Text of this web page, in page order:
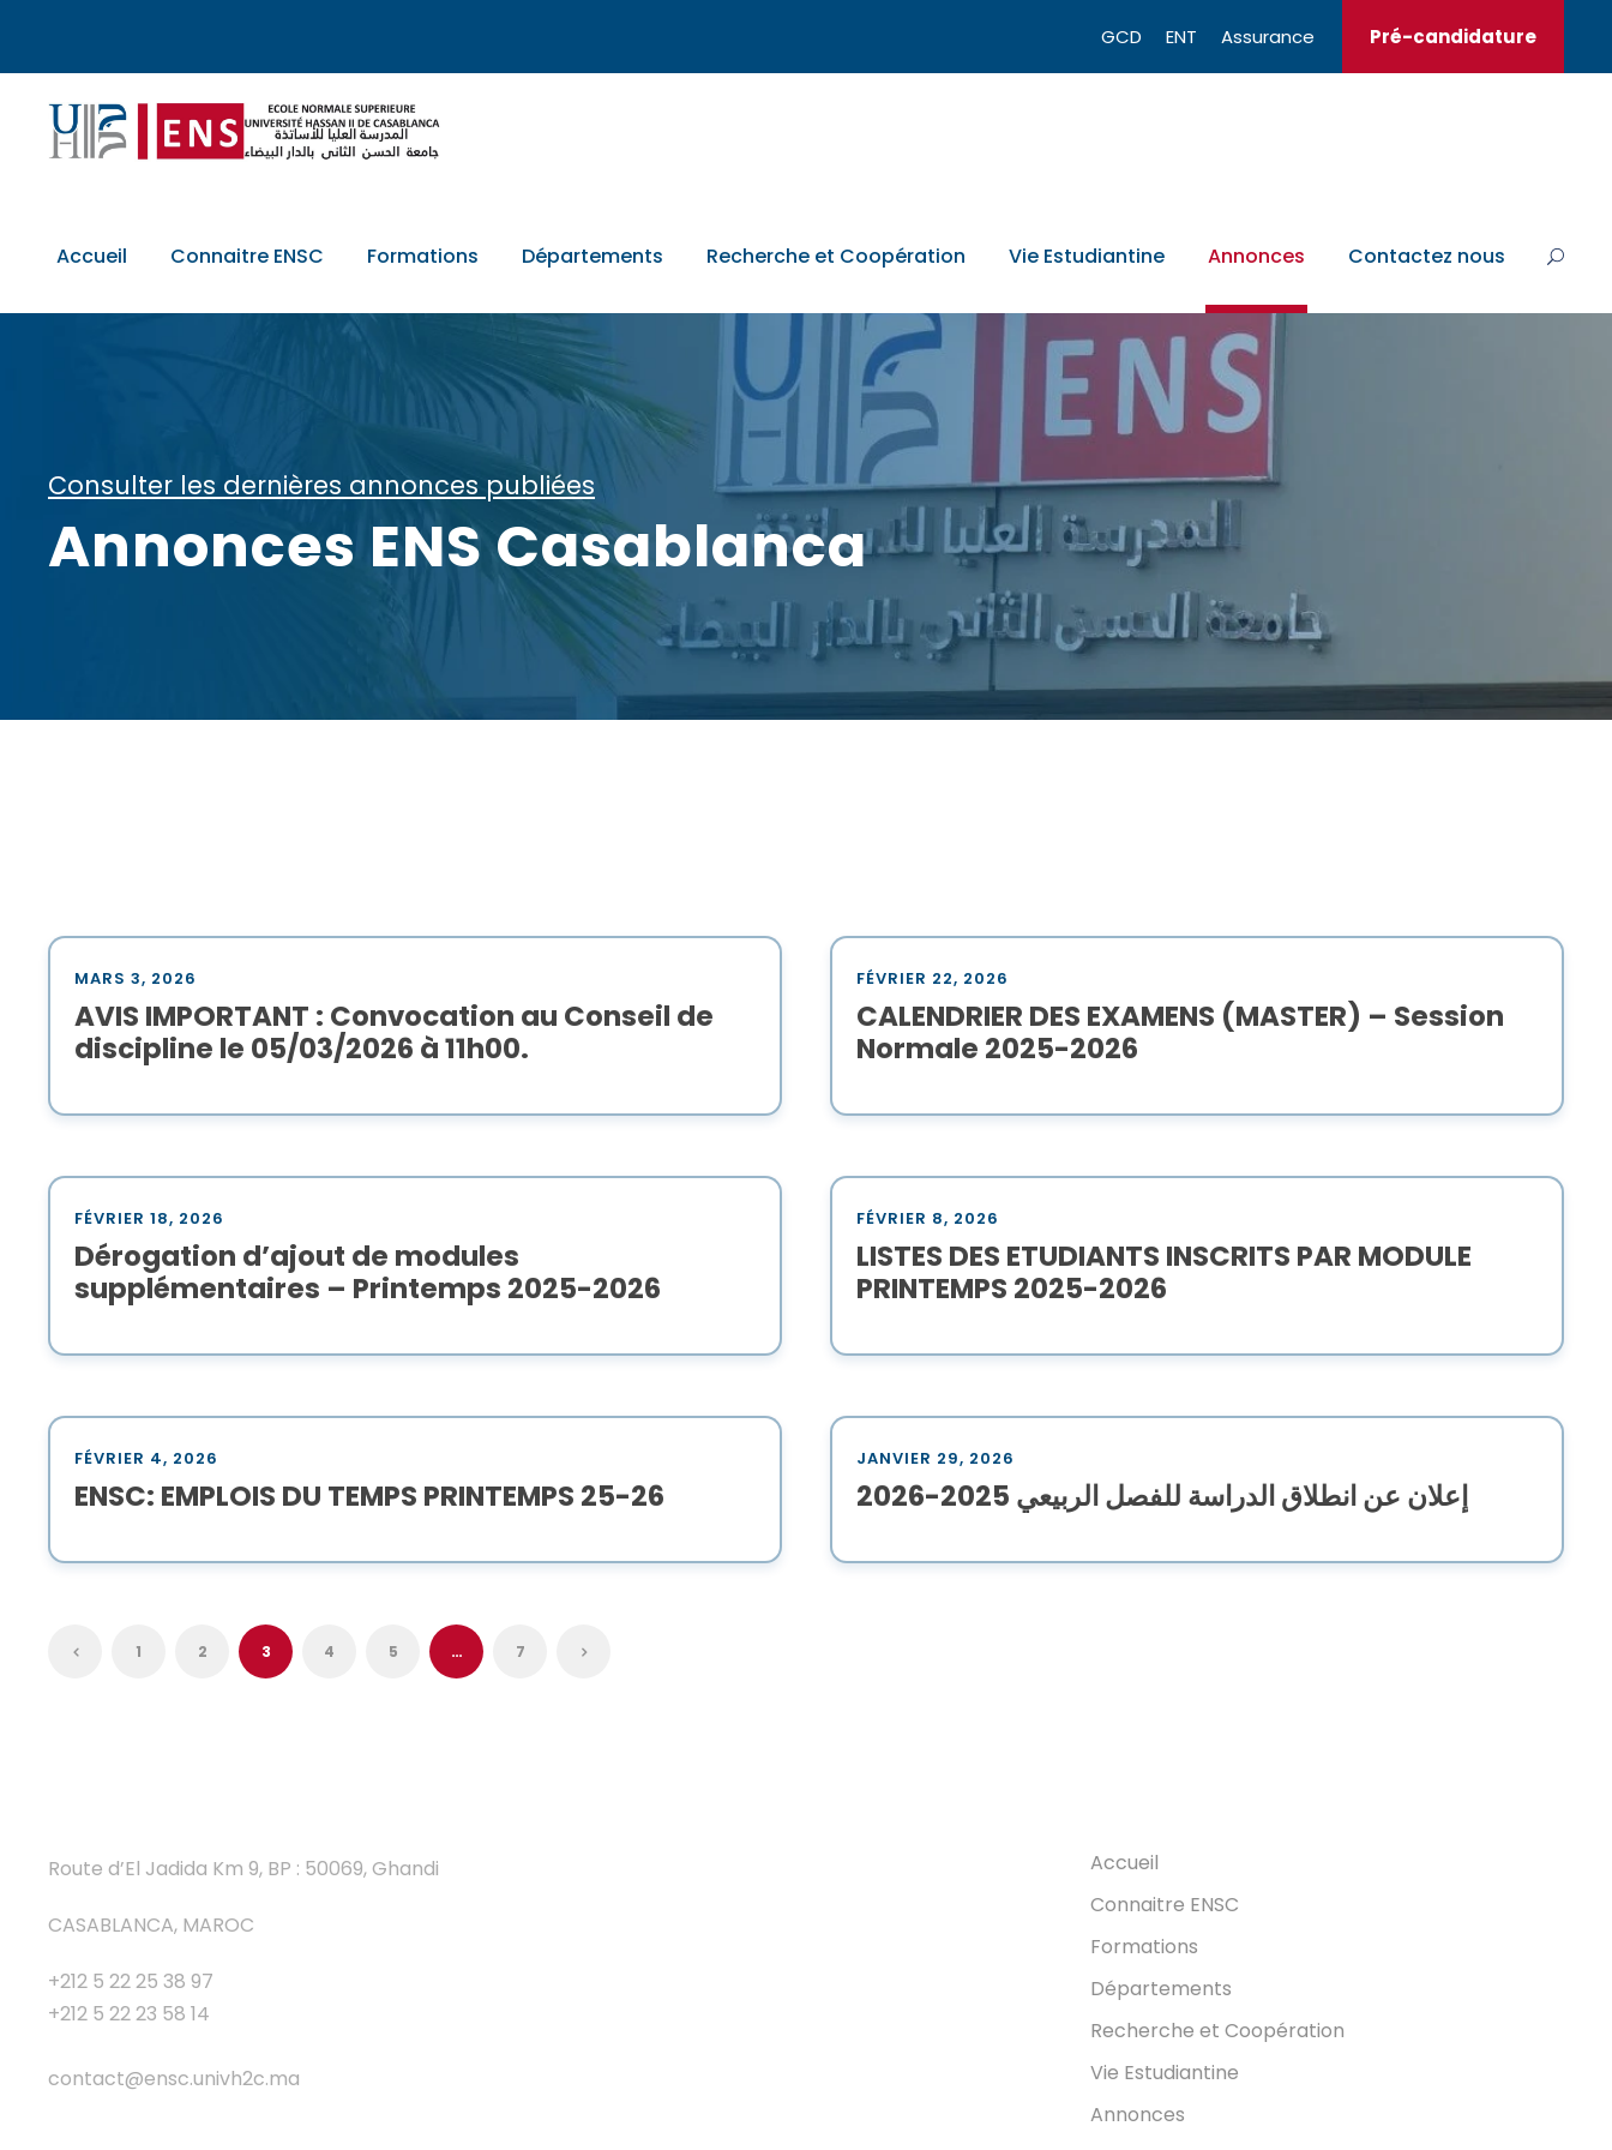
GCD ENT Assurance Pré-candidature
Accueil Connaitre ENSC Formations Départements Recherche et Coopération Vie Estudiantine Annonces Contactez nous
Consulter les dernières annonces publiées
Annonces ENS Casablanca
MARS 3, 2026
AVIS IMPORTANT : Convocation au Conseil de
discipline le 05/03/2026 à 11h00.
FÉVRIER 22, 2026
CALENDRIER DES EXAMENS (MASTER) – Session
Normale 2025-2026
FÉVRIER 18, 2026
Dérogation d’ajout de modules
supplémentaires – Printemps 2025-2026
FÉVRIER 8, 2026
LISTES DES ETUDIANTS INSCRITS PAR MODULE
PRINTEMPS 2025-2026
FÉVRIER 4, 2026
ENSC: EMPLOIS DU TEMPS PRINTEMPS 25-26
JANVIER 29, 2026
2026-2025 إعلان عن انطلاق الدراسة للفصل الربيعي
1 2 3 4 5 … 7
Route d’El Jadida Km 9, BP : 50069, Ghandi
CASABLANCA, MAROC
+212 5 22 25 38 97
+212 5 22 23 58 14
contact@ensc.univh2c.ma
Accueil
Connaitre ENSC
Formations
Départements
Recherche et Coopération
Vie Estudiantine
Annonces